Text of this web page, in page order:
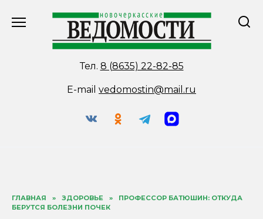
Тел. 8 (8635) 22-82-85
E-mail vedomostin@mail.ru
ГЛАВНАЯ » ЗДОРОВЬЕ »
ПРОФЕССОР БАТЮШИН: ОТКУДА
БЕРУТСЯ БОЛЕЗНИ ПОЧЕК